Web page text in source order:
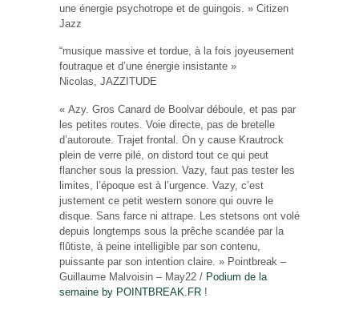
une énergie psychotrope et de guingois. » Citizen
Jazz
“musique massive et tordue, à la fois joyeusement
foutraque et d’une énergie insistante »
Nicolas, JAZZITUDE
« Azy. Gros Canard de Boolvar déboule, et pas par
les petites routes. Voie directe, pas de bretelle
d’autoroute. Trajet frontal. On y cause Krautrock
plein de verre pilé, on distord tout ce qui peut
flancher sous la pression. Vazy, faut pas tester les
limites, l’époque est à l’urgence. Vazy, c’est
justement ce petit western sonore qui ouvre le
disque. Sans farce ni attrape. Les stetsons ont volé
depuis longtemps sous la prêche scandée par la
flûtiste, à peine intelligible par son contenu,
puissante par son intention claire. » Pointbreak –
Guillaume Malvoisin – May22 / Podium de la
semaine by POINTBREAK .FR !